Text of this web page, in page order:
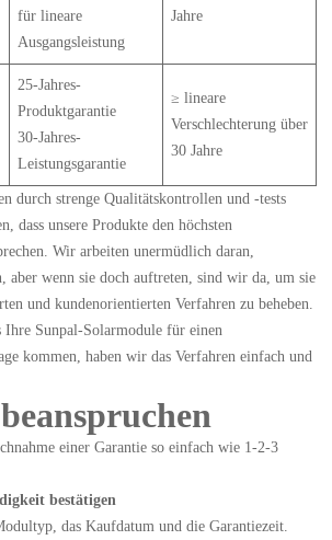
für lineare
Ausgangsleistung
Jahre
25-Jahres-
Produktgarantie
30-Jahres-
Leistungsgarantie
≥ lineare
Verschlechterung über
30 Jahre
durch strenge Qualitätskontrollen und -tests
dass unsere Produkte den höchsten
Wir arbeiten unermüdlich daran,
aber wenn sie doch auftreten, sind wir da, um sie
und kundenorientierten Verfahren zu beheben.
Ihre Sunpal-Solarmodule für einen
kommen, haben wir das Verfahren einfach und
einer Garantie so einfach wie 1-2-3
bestätigen
das Kaufdatum und die Garantiezeit.